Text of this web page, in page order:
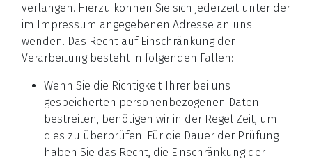
verlangen. Hierzu können Sie sich jederzeit unter der
im Impressum angegebenen Adresse an uns
wenden. Das Recht auf Einschränkung der
Verarbeitung besteht in folgenden Fällen:
Wenn Sie die Richtigkeit Ihrer bei uns
gespeicherten personenbezogenen Daten
bestreiten, benötigen wir in der Regel Zeit, um
dies zu überprüfen. Für die Dauer der Prüfung
haben Sie das Recht, die Einschränkung der